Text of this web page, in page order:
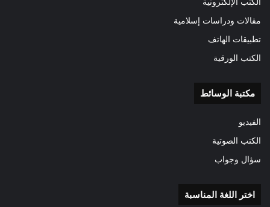
مقالات ودراسات إسلامية
تطبيقات الهاتف
الكتب الورقية
مكتبة الوسائط
الفيديو
الكتب الصوتية
سؤال وجواب
اختر اللغة المناسبة